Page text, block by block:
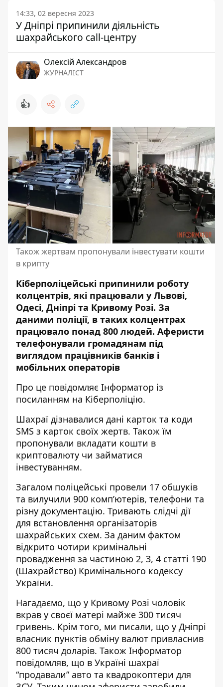
14:33, 02 вересня 2023
У Дніпрі припинили діяльність
шахрайського call-центру
Олексій Александров
ЖУРНАЛІСТ
👍
Також жертвам пропонували інвестувати кошти
в крипту
Кіберполіцейські припинили роботу
колцентрів, які працювали у Львові,
Одесі, Дніпрі та Кривому Розі. За
даними поліції, в таких колцентрах
працювало понад 800 людей. Аферисти
телефонували громадянам під
виглядом працівників банків і
мобільних операторів
Про це повідомляє Інформатор із
посиланням на Кіберполіцію.
Шахраї дізнавалися дані карток та коди
SMS з карток своїх жертв. Також їм
пропонували вкладати кошти в
криптовалюту чи займатися
інвестуванням.
Загалом поліцейські провели 17 обшуків
та вилучили 900 комп’ютерів, телефони та
різну документацію. Тривають слідчі дії
для встановлення організаторів
шахрайських схем. За даним фактом
відкрито чотири кримінальні
провадження за частиною 2, 3, 4 статті 190
(Шахрайство) Кримінального кодексу
України.
Нагадаємо, що у Кривому Розі чоловік
вкрав у своєї матері майже 300 тисяч
гривень. Крім того, ми писали, що у Дніпрі
власник пунктів обміну валют привласнив
800 тисяч доларів. Також Інформатор
повідомляв, що в Україні шахраї
“продавали” авто та квадрокоптери для